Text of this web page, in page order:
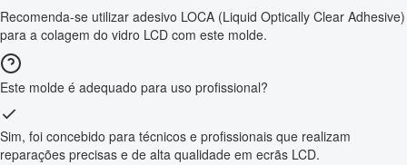
Recomenda-se utilizar adesivo LOCA (Liquid Optically Clear Adhesive)
para a colagem do vidro LCD com este molde.
Este molde é adequado para uso profissional?
Sim, foi concebido para técnicos e profissionais que realizam
reparações precisas e de alta qualidade em ecrãs LCD.